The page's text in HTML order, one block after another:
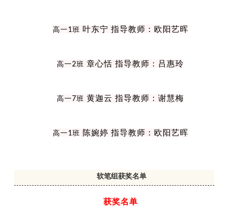
高一1班 叶东宁 指导教师：欧阳艺晖
高一2班 章心恬 指导教师：吕惠玲
高一7班 黄迦云 指导教师：谢慧梅
高一1班 陈婉婷 指导教师：欧阳艺晖
软笔组获奖名单
获奖名单